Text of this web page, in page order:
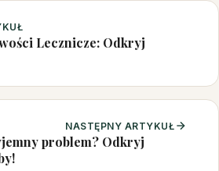
Lecznicze: Odkryj
NASTĘPNY ARTYKUŁ
problem? Odkryj